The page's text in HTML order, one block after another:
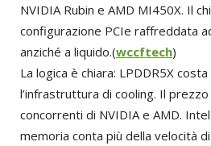
NVIDIA Rubin e AMD MI450X. Il
configurazione PCIe raffreddata
anziché a liquido.(wccftech)
La logica è chiara: LPDDR5X
l’infrastruttura di cooling. Il
concorrenti di NVIDIA e AMD.
memoria conta più della velocità